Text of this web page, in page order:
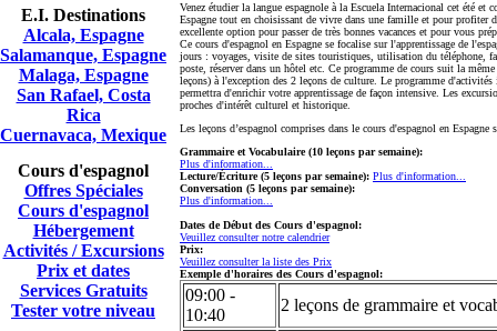
E.I. Destinations
Alcala, Espagne
Salamanque, Espagne
Malaga, Espagne
San Rafael, Costa
Rica
Cuernavaca, Mexique
Cours d'espagnol
Offres Spéciales
Cours d'espagnol
Hébergement
Activités / Excursions
Prix et dates
Services Gratuits
Tester votre niveau
Venez étudier la langue espagnole à la Escuela Internacional cet été et
Espagne tout en choisissant de vivre dans une famille et pour profiter
excellente option pour passer de très bonnes vacances et pour vous
Ce cours d'espagnol en Espagne se focalise sur l'apprentissage de
jours : voyages, visite de sites touristiques, utilisation du téléphone,
poste, réserver dans un hôtel etc. Ce programme de cours suit la
leçons) à l'exception des 2 leçons de culture. Le programme
permettra d'enrichir votre apprentissage de façon intensive. Les
proches d'intérêt culturel et historique.
Les leçons d’espagnol comprises dans le cours d'espagnol en Espagne
Grammaire et Vocabulaire (10 leçons par semaine):
Plus d'information...
Lecture/Écriture (5 leçons par semaine): Plus d'information...
Conversation (5 leçons par semaine):
Plus d'information...
Dates de Début des Cours d'espagnol:
Veuillez consulter notre calendrier
Prix:
Veuillez consulter la liste des Prix
Exemple d'horaires des Cours d'espagnol:
09:00 -
10:40
2 leçons de grammaire et